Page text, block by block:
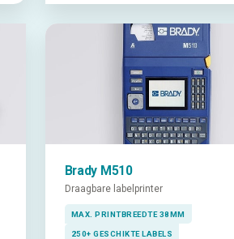
Brady M510
Draagbare labelprinter
MAX. PRINTBREEDTE 38MM
250+ GESCHIKTE LABELS